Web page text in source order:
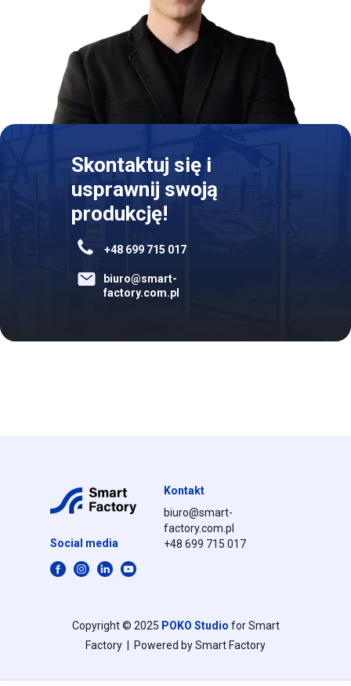
Skontaktuj się i
usprawnij swoją
produkcję!
+48 699 715 017
biuro@smart-
factory.com.pl
biuro@smart-
factory.com.pl
+48 699 715 017
Kontakt
Social media
Copyright © 2025 POKO Studio for Smart
Factory | Powered by Smart Factory